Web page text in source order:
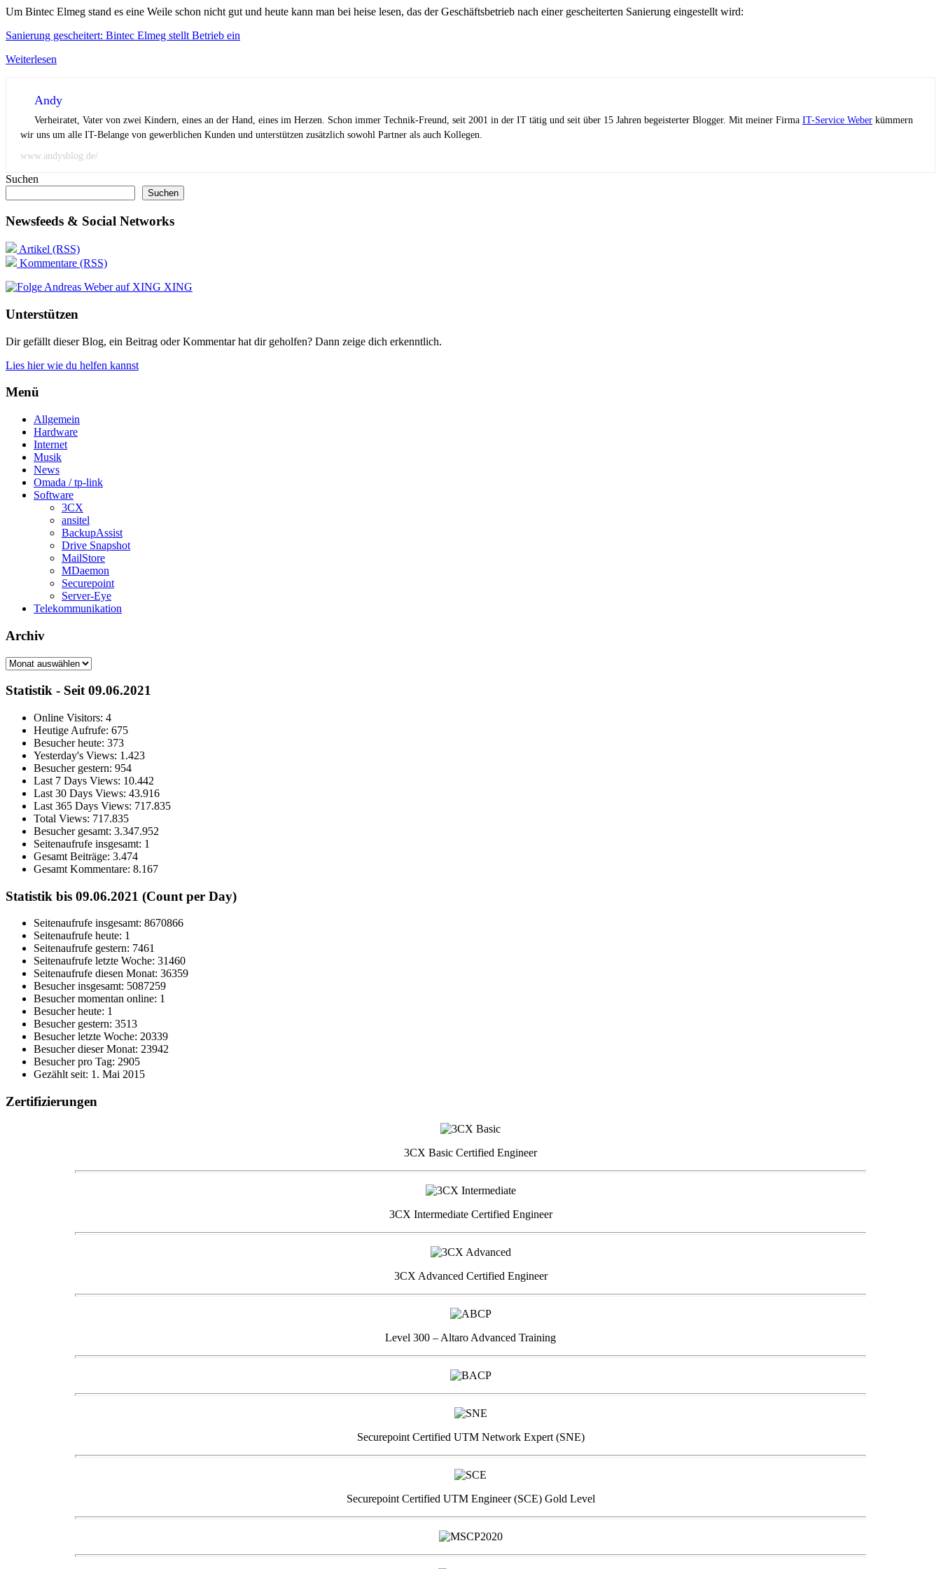
Um Bintec Elmeg stand es eine Weile schon nicht gut und heute kann man bei heise lesen, das der Geschäftsbetrieb nach einer gescheiterten Sanierung eingestellt wird:
Sanierung gescheitert: Bintec Elmeg stellt Betrieb ein
Weiterlesen
Andy
Verheiratet, Vater von zwei Kindern, eines an der Hand, eines im Herzen. Schon immer Technik-Freund, seit 2001 in der IT tätig und seit über 15 Jahren begeisterter Blogger. Mit meiner Firma IT-Service Weber kümmern
wir uns um alle IT-Belange von gewerblichen Kunden und unterstützen zusätzlich sowohl Partner als auch Kollegen.
www.andysblog.de/
Suchen
Suchen
Newsfeeds & Social Networks
Artikel (RSS)
Kommentare (RSS)
XING
Unterstützen
Dir gefällt dieser Blog, ein Beitrag oder Kommentar hat dir geholfen? Dann zeige dich erkenntlich.
Lies hier wie du helfen kannst
Menü
Allgemein
Hardware
Internet
Musik
News
Omada / tp-link
Software
3CX
ansitel
BackupAssist
Drive Snapshot
MailStore
MDaemon
Securepoint
Server-Eye
Telekommunikation
Archiv
Archiv
Statistik - Seit 09.06.2021
Online Visitors: 4
Heutige Aufrufe: 675
Besucher heute: 373
Yesterday's Views: 1.423
Besucher gestern: 954
Last 7 Days Views: 10.442
Last 30 Days Views: 43.916
Last 365 Days Views: 717.835
Total Views: 717.835
Besucher gesamt: 3.347.952
Seitenaufrufe insgesamt: 1
Gesamt Beiträge: 3.474
Gesamt Kommentare: 8.167
Statistik bis 09.06.2021 (Count per Day)
Seitenaufrufe insgesamt: 8670866
Seitenaufrufe heute: 1
Seitenaufrufe gestern: 7461
Seitenaufrufe letzte Woche: 31460
Seitenaufrufe diesen Monat: 36359
Besucher insgesamt: 5087259
Besucher momentan online: 1
Besucher heute: 1
Besucher gestern: 3513
Besucher letzte Woche: 20339
Besucher dieser Monat: 23942
Besucher pro Tag: 2905
Gezählt seit: 1. Mai 2015
Zertifizierungen
3CX Basic Certified Engineer
3CX Intermediate Certified Engineer
3CX Advanced Certified Engineer
Level 300 – Altaro Advanced Training
Securepoint Certified UTM Network Expert (SNE)
Securepoint Certified UTM Engineer (SCE) Gold Level